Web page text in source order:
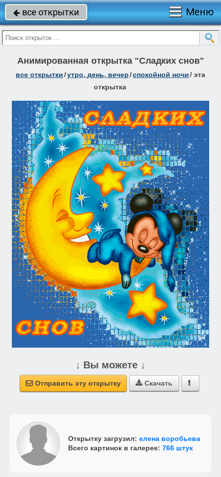
 все открытки Меню
Анимированная открытка "Сладких снов"
все открытки/утро, день, вечер/спокойной ночи/ эта
открытка
↓ Вы можете ↓
 Отправить эту открытку  Скачать 
Открытку загрузил: елена воробьева
Всего картинок в галерее: 766 штук